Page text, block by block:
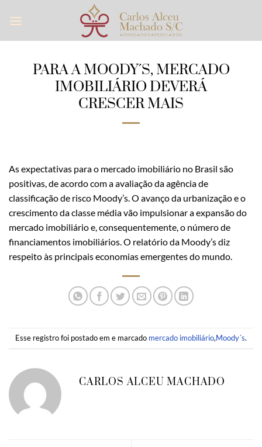
PARA A MOODY´S, MERCADO
IMOBILIÁRIO DEVERÁ
CRESCER MAIS
As expectativas para o mercado imobiliário no Brasil são
positivas, de acordo com a avaliação da agência de
classificação de risco Moody’s. O avanço da urbanização e o
crescimento da classe média vão impulsionar a expansão do
mercado imobiliário e, consequentemente, o número de
financiamentos imobiliários. O relatório da Moody’s diz
respeito às principais economias emergentes do mundo.
Esse registro foi postado em e marcado mercado imobiliário,Moody´s.
CARLOS ALCEU MACHADO